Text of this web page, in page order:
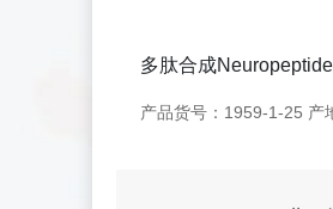
多肽合成
产品货号：1959-1-25 产